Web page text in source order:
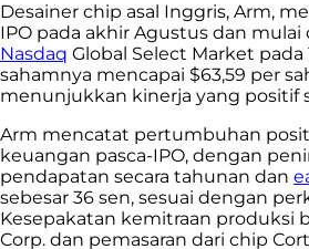
Desainer chip asal Inggris, Arm,
IPO pada akhir Agustus dan
Nasdaq Global Select Market
sahamnya mencapai $63,59 per
menunjukkan kinerja yang positif
Arm mencatat pertumbuhan
keuangan pasca-IPO, dengan
pendapatan secara tahunan dan
sebesar 36 sen, sesuai dengan
Kesepakatan kemitraan produksi
Corp. dan pemasaran dari chip